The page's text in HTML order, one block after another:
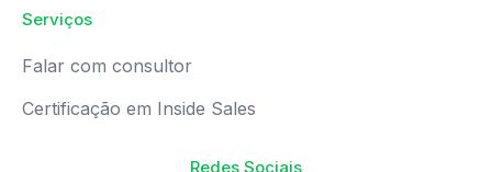
Serviços
Falar com consultor
Certificação em Inside Sales
Redes Sociais